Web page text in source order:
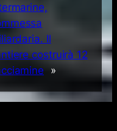
Il
costruirà 12
»